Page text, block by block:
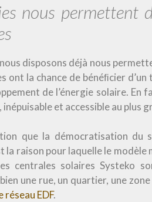
nous permettent
disposons déjà nous
la chance de bénéﬁcier d’un
de l’énergie solaire. En
et accessible au plus
que la démocratisation
la raison pour laquelle le
centrales solaires Systeko
une rue, un quartier, une
réseau EDF.